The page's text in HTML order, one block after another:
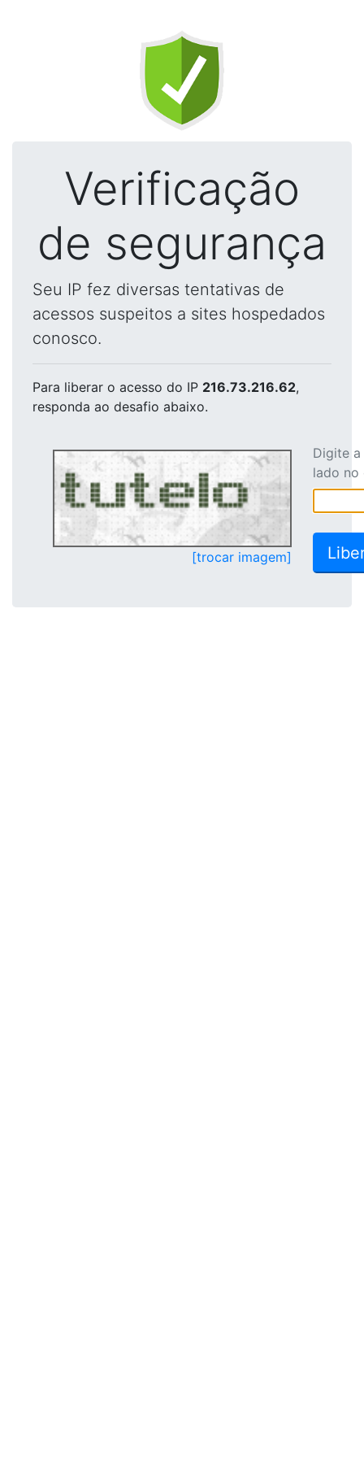
Verificação
de segurança
Seu IP fez diversas tentativas de
acessos suspeitos a sites hospedados
conosco.
Para liberar o acesso do IP 216.73.216.62,
responda ao desafio abaixo.
[trocar imagem]
Digite
lado no